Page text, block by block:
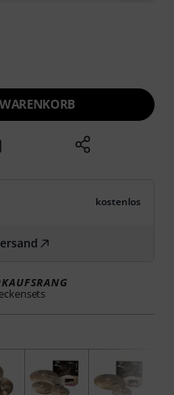
kostenlos